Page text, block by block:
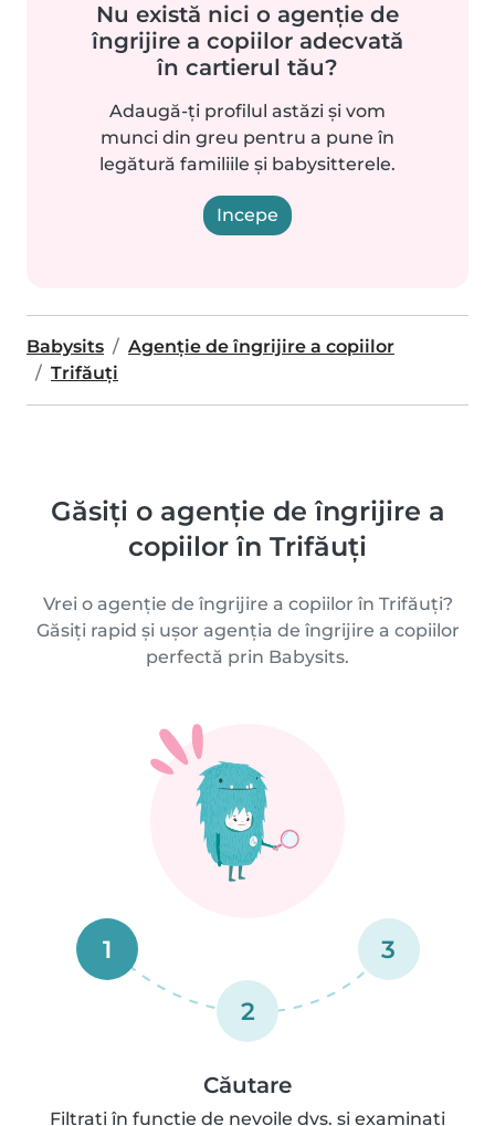
Nu există nici o agenție de
îngrijire a copiilor adecvată
în cartierul tău?
Adaugă-ți profilul astăzi și vom
munci din greu pentru a pune în
legătură familiile și babysitterele.
Incepe
Babysits
Agenție de îngrijire a copiilor
Trifăuţi
Găsiți o agenție de îngrijire a
copiilor în Trifăuţi
Vrei o agenție de îngrijire a copiilor în Trifăuţi?
Găsiți rapid și ușor agenția de îngrijire a copiilor
perfectă prin Babysits.
1
2
3
Căutare
Filtrați în funcție de nevoile dvs. și examinați